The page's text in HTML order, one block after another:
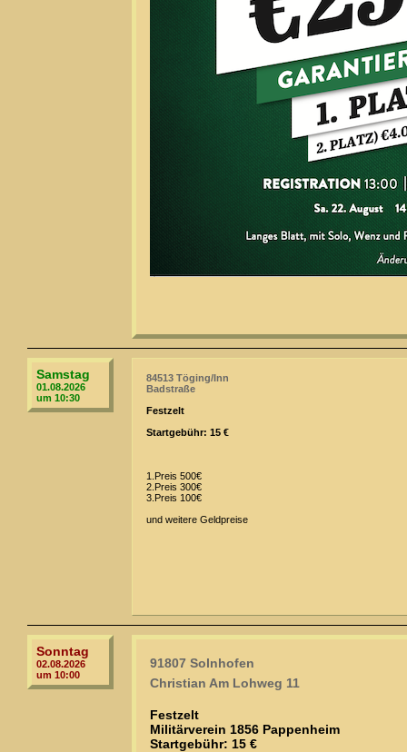
Samstag
01.08.2026
um 10:30
84513 Töging/Inn
Badstraße
Festzelt
Startgebühr: 15 €
1.Preis 500€
2.Preis 300€
3.Preis 100€
und weitere Geldpreise
Sonntag
02.08.2026
um 10:00
91807 Solnhofen
Christian Am Lohweg 11
Festzelt
Militärverein 1856 Pappenheim
Startgebühr: 15 €